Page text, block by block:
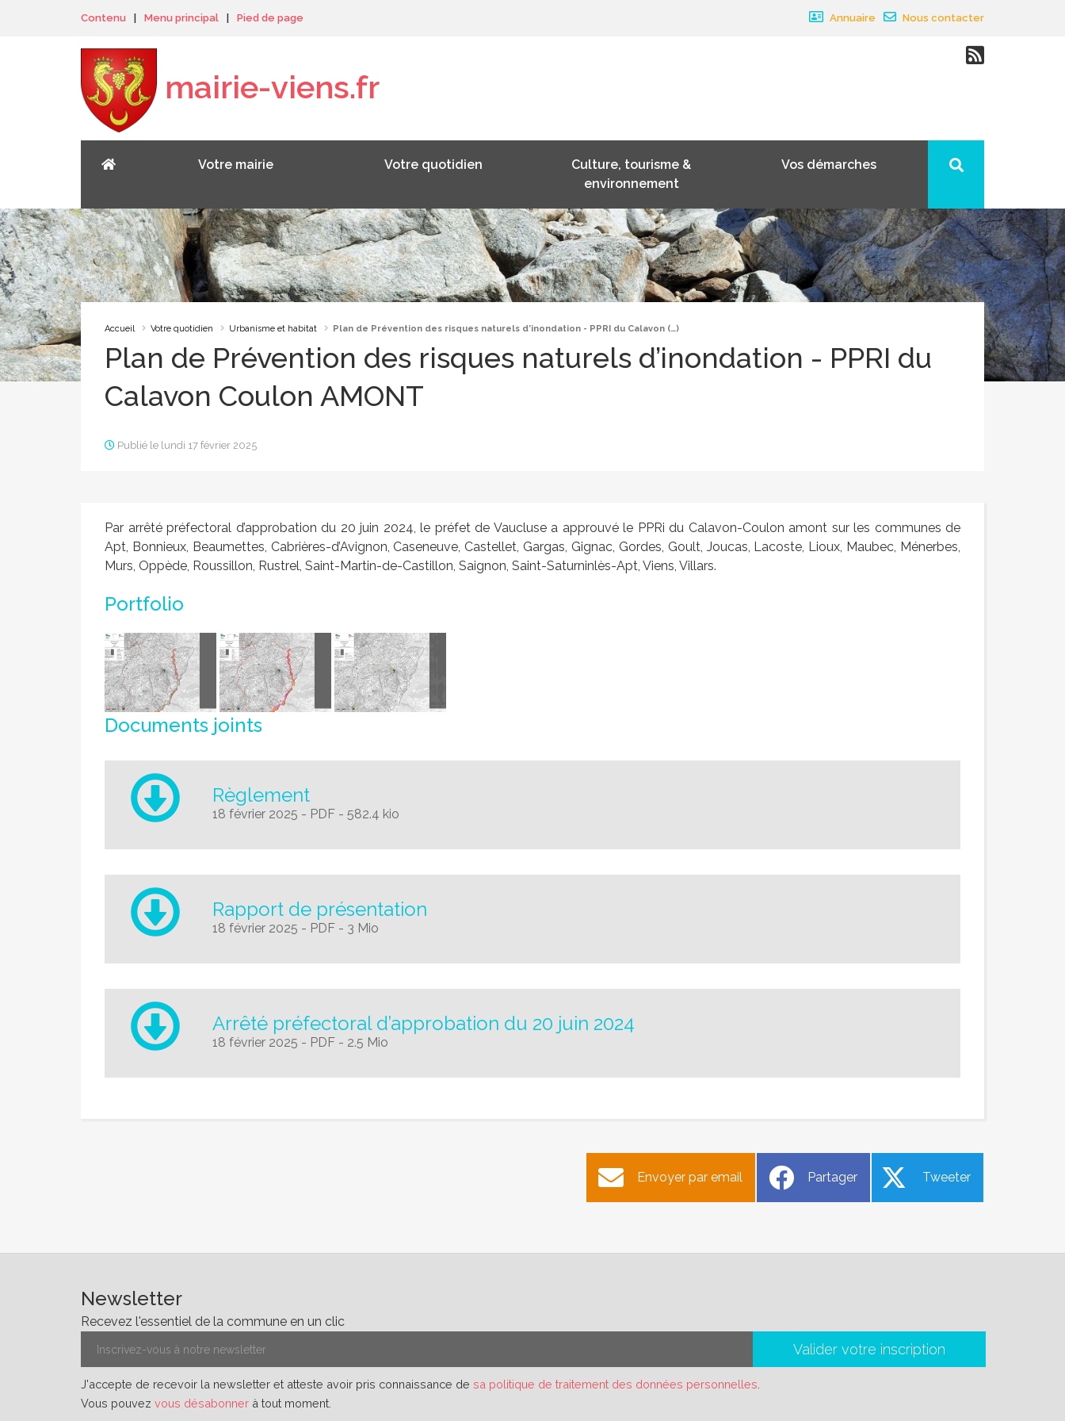
Contenu Menu principal Pied de page Annuaire Nous contacter
mairie-viens.fr
Votre mairie Votre quotidien
Culture, tourisme &
environnement
Vos démarches
×
Accueil Votre quotidien Urbanisme et habitat Plan de Prévention des risques naturels d’inondation - PPRI du Calavon (…)
Plan de Prévention des risques naturels d’inondation - PPRI du
Calavon Coulon AMONT
Publié le lundi 17 février 2025
Par arrêté préfectoral d’approbation du 20 juin 2024, le préfet de Vaucluse a approuvé le PPRi du Calavon-Coulon amont sur les communes de
Apt, Bonnieux, Beaumettes, Cabrières-d’Avignon, Caseneuve, Castellet, Gargas, Gignac, Gordes, Goult, Joucas, Lacoste, Lioux, Maubec, Ménerbes,
Murs, Oppède, Roussillon, Rustrel, Saint-Martin-de-Castillon, Saignon, Saint-Saturninlès-Apt, Viens, Villars.
Portfolio
Documents joints
Règlement
18 février 2025 - PDF - 582.4 kio
Rapport de présentation
18 février 2025 - PDF - 3 Mio
Arrêté préfectoral d’approbation du 20 juin 2024
18 février 2025 - PDF - 2.5 Mio
Envoyer par email Partager Tweeter
Newsletter
Recevez l'essentiel de la commune en un clic
Valider votre inscription
J'accepte de recevoir la newsletter et atteste avoir pris connaissance de sa politique de traitement des données personnelles.
Vous pouvez vous désabonner à tout moment.